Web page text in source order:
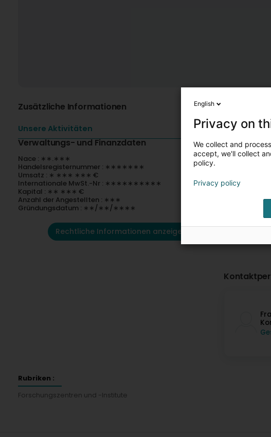
Zusätzliche Informationen
Unsere Aktivitäten
Verwaltungs- und Finanzdaten
Nace : ∗∗.∗∗∗
Handelsregisternummer : ∗∗∗∗∗∗∗
Umsatz : ∗ ∗∗∗ ∗∗∗ €
Internationale MwSt.-Nr : ∗∗∗∗∗∗∗∗∗∗
Kapital : ∗∗ ∗∗∗ €
Anzahl der Angestellten : ∗∗∗
Gründungsdatum : ∗∗/∗∗/∗∗∗∗
Rechtliche Informationen anzeigen
Rubriken :
Forschungszentren und -Institute
English
Privacy on
We collect and
accept, we'll collect
policy.
Privacy policy